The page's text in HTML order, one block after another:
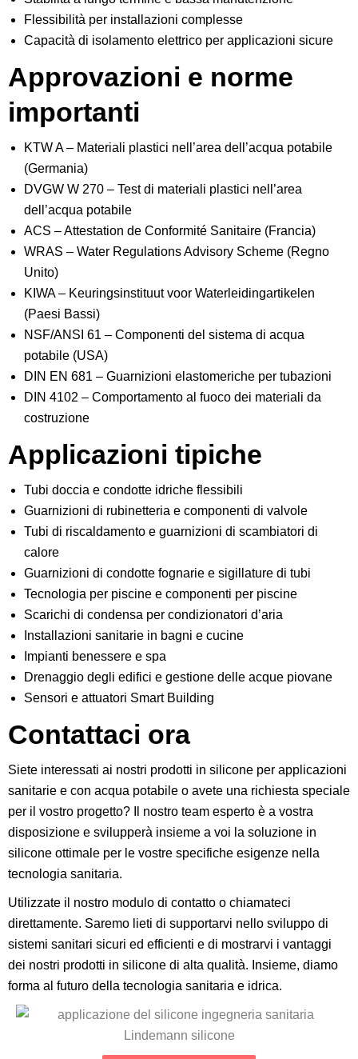
Flessibilità per installazioni complesse
Capacità di isolamento elettrico per applicazioni sicure
Approvazioni e norme
importanti
KTW A – Materiali plastici nell’area dell’acqua potabile
(Germania)
DVGW W 270 – Test di materiali plastici nell’area
dell’acqua potabile
ACS – Attestation de Conformité Sanitaire (Francia)
WRAS – Water Regulations Advisory Scheme (Regno
Unito)
KIWA – Keuringsinstituut voor Waterleidingartikelen
(Paesi Bassi)
NSF/ANSI 61 – Componenti del sistema di acqua
potabile (USA)
DIN EN 681 – Guarnizioni elastomeriche per tubazioni
DIN 4102 – Comportamento al fuoco dei materiali da
costruzione
Applicazioni tipiche
Tubi doccia e condotte idriche flessibili
Guarnizioni di rubinetteria e componenti di valvole
Tubi di riscaldamento e guarnizioni di scambiatori di
calore
Guarnizioni di condotte fognarie e sigillature di tubi
Tecnologia per piscine e componenti per piscine
Scarichi di condensa per condizionatori d’aria
Installazioni sanitarie in bagni e cucine
Impianti benessere e spa
Drenaggio degli edifici e gestione delle acque piovane
Sensori e attuatori Smart Building
Contattaci ora
Siete interessati ai nostri prodotti in silicone per applicazioni
sanitarie e con acqua potabile o avete una richiesta speciale
per il vostro progetto? Il nostro team esperto è a vostra
disposizione e svilupperà insieme a voi la soluzione in
silicone ottimale per le vostre specifiche esigenze nella
tecnologia sanitaria.
Utilizzate il nostro modulo di contatto o chiamateci
direttamente. Saremo lieti di supportarvi nello sviluppo di
sistemi sanitari sicuri ed efficienti e di mostrarvi i vantaggi
dei nostri prodotti in silicone di alta qualità. Insieme, diamo
forma al futuro della tecnologia sanitaria e idrica.